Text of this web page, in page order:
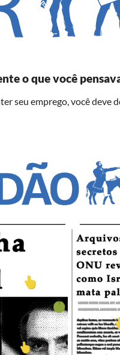
o que você
seu emprego, você deve